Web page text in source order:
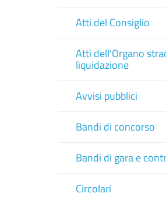
Atti del Consiglio
Atti dell'Organo
liquidazione
Avvisi pubblici
Bandi di concorso
Bandi di gara e
Circolari